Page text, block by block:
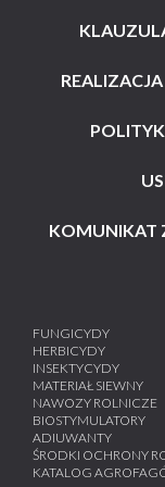
KOMUNIKAT
FUNGICYDY
HERBICYDY
INSEKTYCYDY
MATERIAŁ SIEWNY
NAWOZY ROLNICZE
BIOSTYMULATORY
ADIUWANTY
ŚRODKI OCHRONY
KATALOG